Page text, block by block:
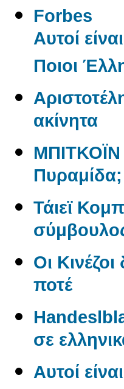
Forbes
Αυτοί
Ποιοι
ακίνητα
Πυραμίδα;
Τάιεϊ
Οι
ποτέ
σε
Αυτοί